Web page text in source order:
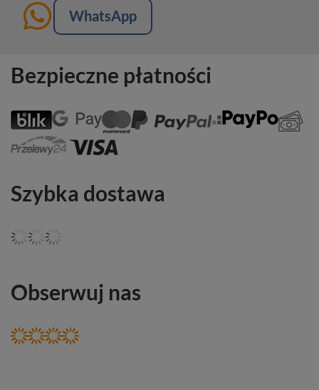
WhatsApp
Bezpieczne płatności
Szybka dostawa
Obserwuj nas